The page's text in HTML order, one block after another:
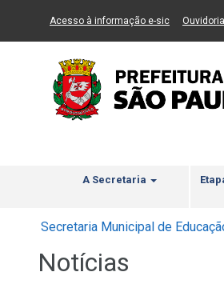
Ir ao Conteúdo Ir para menu
Acesso à informação e-sic(Link para
Ouvidoria
A Secretaria
Secretaria Municipal de
Notícias